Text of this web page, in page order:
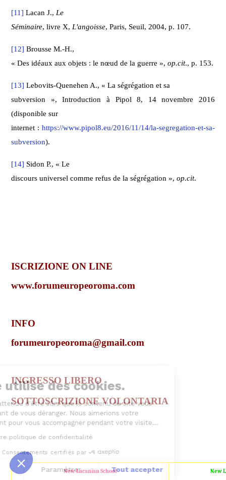
[11] Lacan J., Le
Séminaire, livre X, L'angoisse, Paris, Seuil, 2004, p. 107.
[12] Brousse M.-H.,
« Des idéaux aux objets : le nœud de la guerre »,op.cit., p. 153.
[13] Lebovits-Quenehen A., « La ségrégation et sa
subversion », Introduction à Pipol 8, 14 novembre 2016
(disponible sur
internet : https://www.pipol8.eu/2016/11/14/la-segregation-et-sa-
subversion).
[14] Sidon P., « Le
discours universel comme refus de la ségrégation »,op.cit.
ISCRIZIONE ON LINE
www.forumeuropeoroma.com
INFO
forumeuropeoroma@gmail.com
INGRESSO LIBERO
SOTTOSCRIZIONE VOLONTARIA
New Lacanian School New
Ce site utilise des cookies.
Nous avons attendu d'être sûrs que le contenu du site vous
intéresse avant de vous déranger. Nous aimerions votre
consentement pour vous accompagner pendant votre visite...
Consulter notre politique de confidentialité
Consentements certifiés par
Fermer Paramétrer Tout accepter